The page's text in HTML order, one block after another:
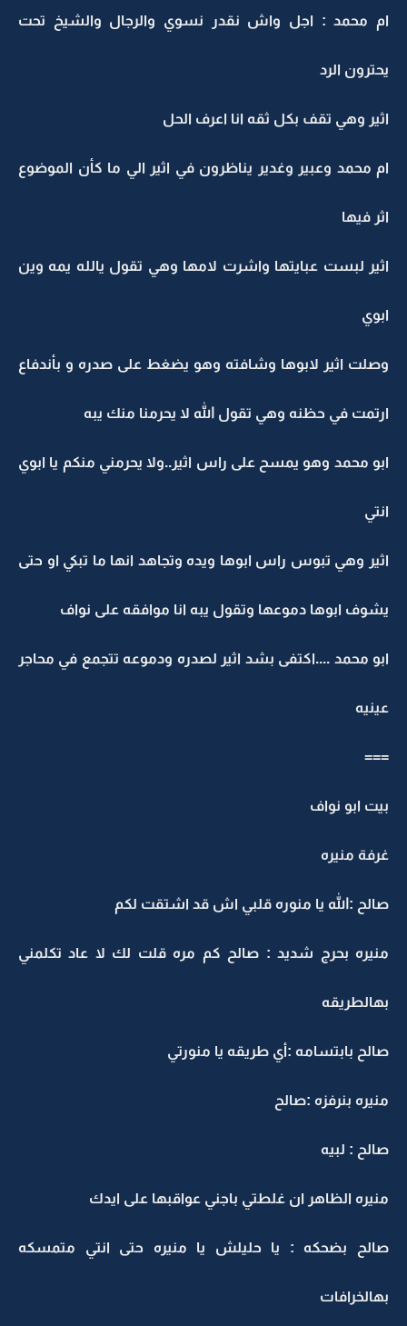
ام محمد : اجل واش نقدر نسوي والرجال والشيخ تحت
يحترون الرد
اثير وهي تقف بكل ثقه انا اعرف الحل
ام محمد وعبير وغدير يناظرون في اثير الي ما كأن الموضوع
اثر فيها
اثير لبست عبايتها واشرت لامها وهي تقول يالله يمه وين
ابوي
وصلت اثير لابوها وشافته وهو يضغط على صدره و بأندفاع
ارتمت في حظنه وهي تقول الله لا يحرمنا منك يبه
ابو محمد وهو يمسح على راس اثير..ولا يحرمني منكم يا ابوي
انتي
اثير وهي تبوس راس ابوها ويده وتجاهد انها ما تبكي او حتى
يشوف ابوها دموعها وتقول يبه انا موافقه على نواف
ابو محمد ....اكتفى بشد اثير لصدره ودموعه تتجمع في محاجر
عينيه
===
بيت ابو نواف
غرفة منيره
صالح :الله يا منوره قلبي اش قد اشتقت لكم
منيره بحرج شديد : صالح كم مره قلت لك لا عاد تكلمني
بهالطريقه
صالح بابتسامه :أي طريقه يا منورتي
منيره بنرفزه :صالح
صالح : لبيه
منيره الظاهر ان غلطتي باجني عواقبها على ايدك
صالح بضحكه : يا حليلش يا منيره حتى انتي متمسكه
بهالخرافات